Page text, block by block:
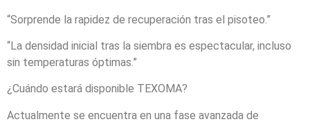
“Sorprende la rapidez de recuperación tras el pisoteo.”
“La densidad inicial tras la siembra es espectacular, incluso
sin temperaturas óptimas.”
¿Cuándo estará disponible TEXOMA?
Actualmente se encuentra en una fase avanzada de